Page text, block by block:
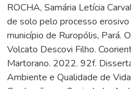
ROCHA, Samária Letícia
de solo pelo processo erosivo
município de Ruropólis, Pará.
Volcato Descovi Filho.
Martorano. 2022. 92f.
Ambiente e Qualidade de